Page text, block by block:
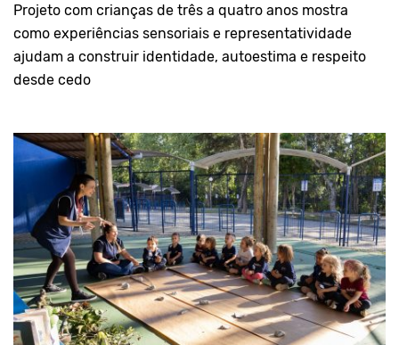
Projeto com crianças de três a quatro anos mostra
como experiências sensoriais e representatividade
ajudam a construir identidade, autoestima e respeito
desde cedo